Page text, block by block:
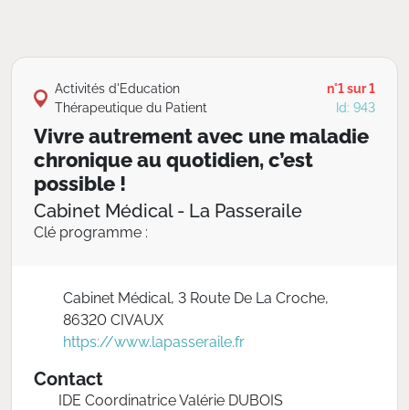
Activités d'Education
Thérapeutique du Patient
n°1 sur 1
Id: 943
Vivre autrement avec une maladie
chronique au quotidien, c’est
possible !
Cabinet Médical - La Passeraile
Clé programme :
Cabinet Médical, 3 Route De La Croche,
86320 CIVAUX
https://www.lapasseraile.fr
Contact
IDE Coordinatrice Valérie DUBOIS